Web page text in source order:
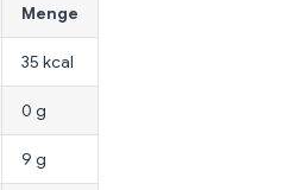
Menge
35 kcal
0 g
9 g